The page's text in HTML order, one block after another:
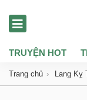
TRUYỆN HOT
Trang chủ Lang Kỵ